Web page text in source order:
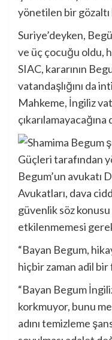
yönetilen bir gözaltı
Suriye’deyken,
ve üç çocuğu oldu,
SIAC, kararının
vatandaşlığını da
Mahkeme, İngiliz
Begum’un avukatı
Avukatları, dava
güvenlik söz
etkilenmemesi
“Bayan Begum,
hiçbir zaman adil bir
“Bayan Begum
korkmuyor, bunu
adını temizleme